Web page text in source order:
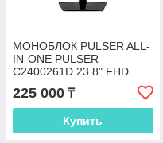
МОНОБЛОК PULSER ALL-
IN-ONE PULSER
C2400261D 23.8" FHD
225 000 ₸
Купить